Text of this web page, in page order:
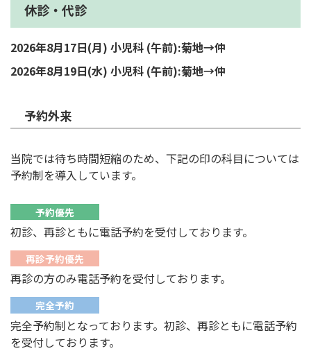
休診・代診
2026年8月17日(月) 小児科 (午前):菊地→仲
2026年8月19日(水) 小児科 (午前):菊地→仲
予約外来
当院では待ち時間短縮のため、下記の印の科目については
予約制を導入しています。
予約優先
初診、再診ともに電話予約を受付しております。
再診予約優先
再診の方のみ電話予約を受付しております。
完全予約
完全予約制となっております。初診、再診ともに電話予約
を受付しております。